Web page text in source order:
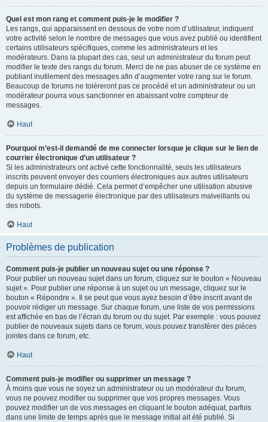
Quel est mon rang et comment puis-je le modifier ?
Les rangs, qui apparaissent en dessous de votre nom d’utilisateur, indiquent
votre activité selon le nombre de messages que vous avez publié ou identifient
certains utilisateurs spécifiques, comme les administrateurs et les
modérateurs. Dans la plupart des cas, seul un administrateur du forum peut
modifier le texte des rangs du forum. Merci de ne pas abuser de ce système en
publiant inutilement des messages afin d’augmenter votre rang sur le forum.
Beaucoup de forums ne toléreront pas ce procédé et un administrateur ou un
modérateur pourra vous sanctionner en abaissant votre compteur de
messages.
Haut
Pourquoi m’est-il demandé de me connecter lorsque je clique sur le lien de
courrier électronique d’un utilisateur ?
Si les administrateurs ont activé cette fonctionnalité, seuls les utilisateurs
inscrits peuvent envoyer des courriers électroniques aux autres utilisateurs
depuis un formulaire dédié. Cela permet d’empêcher une utilisation abusive
du système de messagerie électronique par des utilisateurs malveillants ou
des robots.
Haut
Problèmes de publication
Comment puis-je publier un nouveau sujet ou une réponse ?
Pour publier un nouveau sujet dans un forum, cliquez sur le bouton « Nouveau
sujet ». Pour publier une réponse à un sujet ou un message, cliquez sur le
bouton « Répondre ». Il se peut que vous ayez besoin d’être inscrit avant de
pouvoir rédiger un message. Sur chaque forum, une liste de vos permissions
est affichée en bas de l’écran du forum ou du sujet. Par exemple : vous pouvez
publier de nouveaux sujets dans ce forum, vous pouvez transférer des pièces
jointes dans ce forum, etc.
Haut
Comment puis-je modifier ou supprimer un message ?
À moins que vous ne soyez un administrateur ou un modérateur du forum,
vous ne pouvez modifier ou supprimer que vos propres messages. Vous
pouvez modifier un de vos messages en cliquant le bouton adéquat, parfois
dans une limite de temps après que le message initial ait été publié. Si